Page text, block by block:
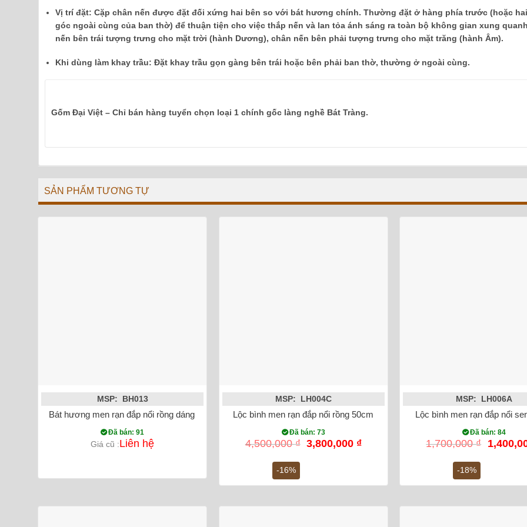
Vị trí đặt: Cặp chân nến được đặt đối xứng hai bên so với bát hương chính. Thường đặt ở hàng phía trước (hoặc
góc ngoài cùng của ban thờ) để thuận tiện cho việc thắp nến và lan tỏa ánh sáng ra toàn bộ không gian xung
nến bên trái tượng trưng cho mặt trời (hành Dương), chân nến bên phải tượng trưng cho mặt trăng (hành Âm).
Khi dùng làm khay trầu: Đặt khay trầu gọn gàng bên trái hoặc bên phải ban thờ, thường ở ngoài cùng.
Gốm Đại Việt – Chỉ bán hàng tuyển chọn loại 1 chính gốc làng nghề Bát Tràng.
SẢN PHẨM TƯƠNG TỰ
MSP: BH013
Bát hương men rạn đắp nổi rồng dáng quả lựu
Đã bán: 91
Giá cũ :Liên hệ
-16%
MSP: LH004C
Lộc bình men rạn đắp nổi rồng 50cm
Đã bán: 73
4,500,000₫ Giá
3,800,000 ₫Giá
3,800,000 ₫.
-18%
MSP: LH006A
Lộc bình men rạn đắp nổi
Đã bán: 84
1,700,000₫ Giá